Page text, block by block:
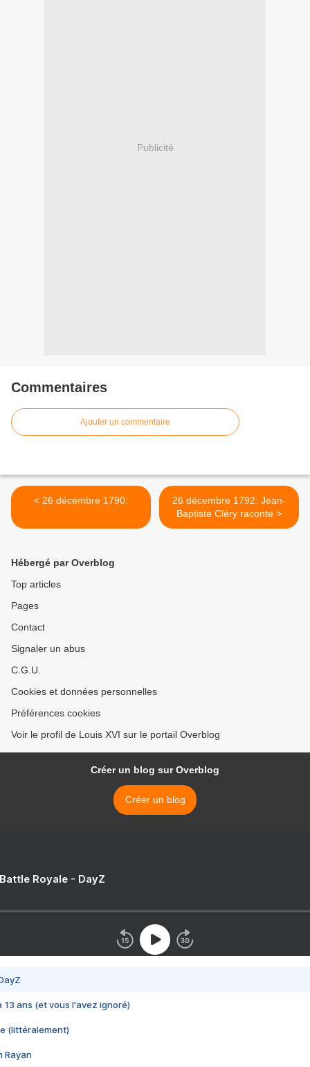
Publicité
Commentaires
Ajouter un commentaire
< 26 décembre 1790:
26 décembre 1792: Jean-
Baptiste Cléry raconte >
Hébergé par Overblog
Top articles
Pages
Contact
Signaler un abus
C.G.U.
Cookies et données personnelles
Préférences cookies
Voir le profil de Louis XVI sur le portail Overblog
Créer un blog sur Overblog
Créer un blog
Royale - DayZ
13 ans (et vous l'avez ignoré)
(littéralement)
Rayan